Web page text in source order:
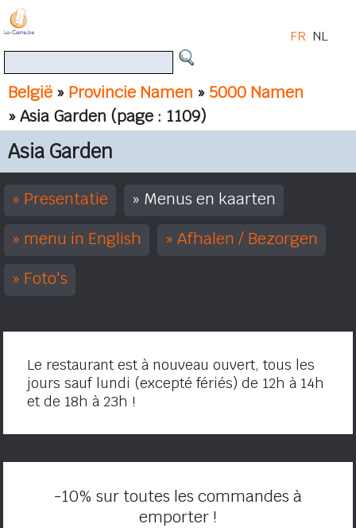
België » Provincie Namen » 5000 Namen
» Asia Garden (page : 1109)
FR NL
Asia Garden
Presentatie
Menus en kaarten
menu in English
Afhalen / Bezorgen
Foto's
Le restaurant est à nouveau ouvert, tous les
jours sauf lundi (excepté fériés) de 12h à 14h
et de 18h à 23h !
-10% sur toutes les commandes à
emporter !